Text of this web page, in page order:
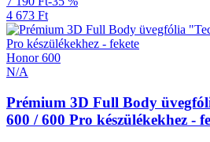
4 673 Ft
Honor 600
N/A
Prémium 3D Full Body
600 / 600 Pro készülékekhez -